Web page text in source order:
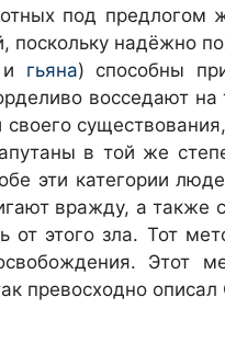
под предлогом
надёжно
и гьяна) способны
восседают на
своего
в той же
эти категории
вражду, а также
от этого зла. Тот
Этот
превосходно